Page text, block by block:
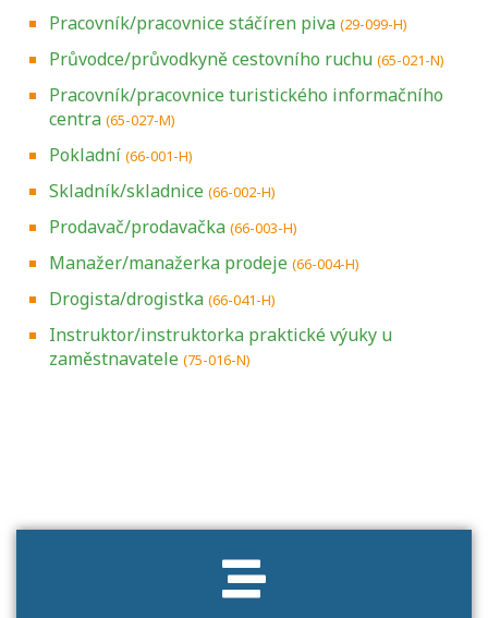
Pracovník/pracovnice stáčíren piva (29-099-H)
Průvodce/průvodkyně cestovního ruchu (65-021-N)
Pracovník/pracovnice turistického informačního
centra (65-027-M)
Pokladní (66-001-H)
Skladník/skladnice (66-002-H)
Prodavač/prodavačka (66-003-H)
Manažer/manažerka prodeje (66-004-H)
Drogista/drogistka (66-041-H)
Instruktor/instruktorka praktické výuky u
zaměstnavatele (75-016-N)
Projděte si seznam profesních kvalifikací.